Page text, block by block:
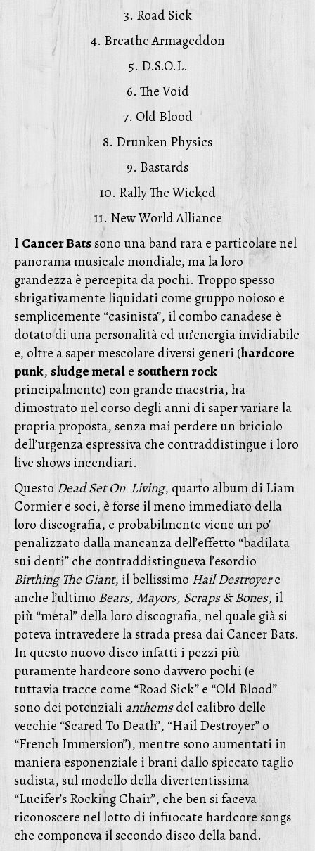
3. Road Sick
4. Breathe Armageddon
5. D.S.O.L.
6. The Void
7. Old Blood
8. Drunken Physics
9. Bastards
10. Rally The Wicked
11. New World Alliance
ICancer Batssono una band rara e particolare nel
panorama musicale mondiale, ma la loro
grandezza è percepita da pochi. Troppo spesso
sbrigativamente liquidati come gruppo noioso e
semplicemente “casinista”, il combo canadese è
dotato di una personalità ed un’energia invidiabile
e, oltre a saper mescolare diversi generi (hardcore
punk,sludge metalesouthern rock
principalmente) con grande maestria, ha
dimostrato nel corso degli anni di saper variare la
propria proposta, senza mai perdere un briciolo
dell’urgenza espressiva che contraddistingue i loro
live shows incendiari.
Questo Dead Set On Living, quarto album di Liam
Cormier e soci, è forse il meno immediato della
loro discografia, e probabilmente viene un po’
penalizzato dalla mancanza dell’effetto “badilata
sui denti” che contraddistingueva l’esordio
Birthing The Giant, il bellissimo Hail Destroyere
anche l’ultimo Bears, Mayors, Scraps & Bones, il
più “metal” della loro discografia, nel quale già si
poteva intravedere la strada presa dai Cancer Bats.
In questo nuovo disco infatti i pezzi più
puramente hardcore sono davvero pochi (e
tuttavia tracce come “Road Sick” e “Old Blood”
sono dei potenziali anthemsdel calibro delle
vecchie “Scared To Death”, “Hail Destroyer” o
“French Immersion”), mentre sono aumentati in
maniera esponenziale i brani dallo spiccato taglio
sudista, sul modello della divertentissima
“Lucifer’s Rocking Chair”, che ben si faceva
riconoscere nel lotto di infuocate hardcore songs
che componeva il secondo disco della band.